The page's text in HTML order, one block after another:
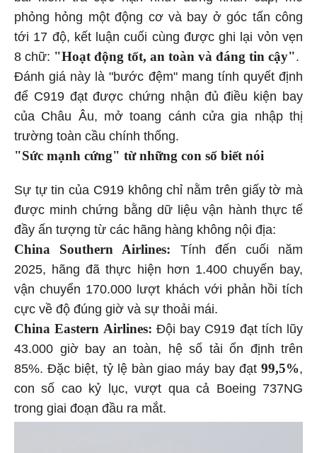
phỏng hỏng một động cơ và bay ở góc tấn công
tới 17 độ, kết luận cuối cùng được ghi lại vỏn vẹn
8 chữ: "Hoạt động tốt, an toàn và đáng tin cậy"
Đánh giá này là "bước đệm" mang tính quyết định
để C919 đạt được chứng nhận đủ điều kiện bay
của Châu Âu, mở toang cánh cửa gia nhập thị
trường toàn cầu chính thống.
"Sức mạnh cứng" từ những con số biết nói
Sự tự tin của C919 không chỉ nằm trên giấy tờ mà
được minh chứng bằng dữ liệu vận hành thực tế
đầy ấn tượng từ các hãng hàng không nội địa:
China Southern Airlines: Tính đến cuối năm
2025, hãng đã thực hiện hơn 1.400 chuyến bay,
vận chuyển 170.000 lượt khách với phản hồi tích
cực về độ đúng giờ và sự thoải mái.
China Eastern Airlines: Đội bay C919 đạt tích lũy
43.000 giờ bay an toàn, hệ số tải ổn định trên
85%. Đặc biệt, tỷ lệ bàn giao máy bay đạt 99,5%
con số cao kỷ lục, vượt qua cả Boeing 737NG
trong giai đoạn đầu ra mắt.